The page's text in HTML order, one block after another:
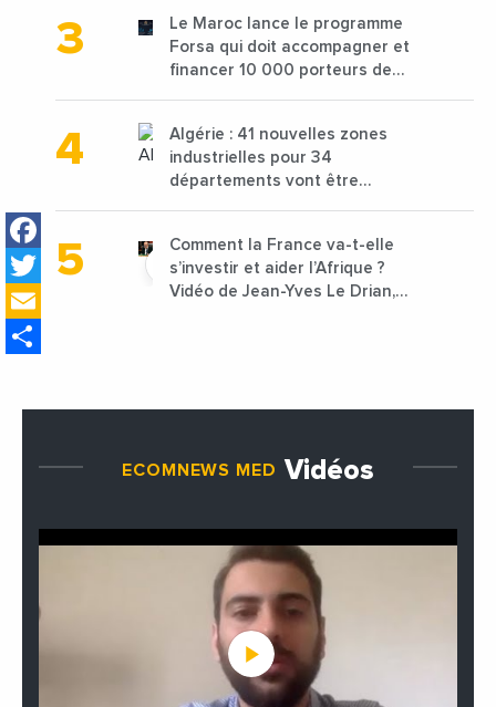
Facebook
Twitter
Le Maroc lance le programme
Forsa qui doit accompagner et
financer 10 000 porteurs de
Algérie : 41 nouvelles zones
industrielles pour 34
départements vont être
Comment la France va-t-elle
s’investir et aider l’Afrique ?
Vidéo de Jean-Yves Le Drian,
ECOMNEWS MED Vidéos